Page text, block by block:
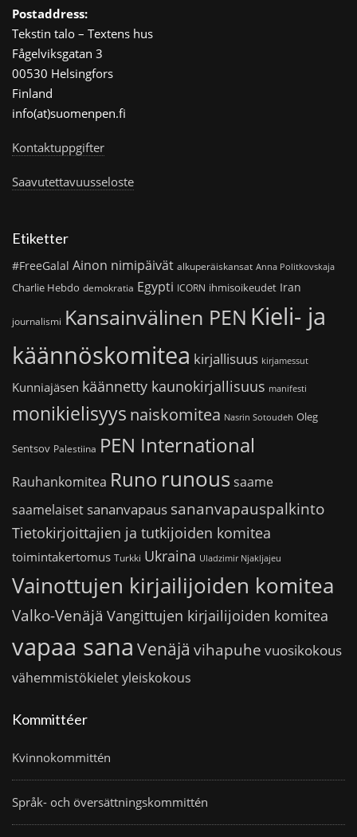
Postaddress:
Tekstin talo – Textens hus
Fågelviksgatan 3
00530 Helsingfors
Finland
info(at)suomenpen.fi
Kontaktuppgifter
Saavutettavuusseloste
Etiketter
#FreeGalal Ainon nimipäivät alkuperäiskansat Anna Politkovskaja
Charlie Hebdo demokratia Egypti ICORN ihmisoikeudet Iran
journalismi Kansainvälinen PEN Kieli- ja
käännöskomitea kirjallisuus kirjamessut
Kunniajäsen käännetty kaunokirjallisuus manifesti
monikielisyys naiskomitea Nasrin Sotoudeh Oleg
Sentsov Palestiina PEN International
Rauhankomitea Runo runoussaame
saamelaiset sananvapaus sananvapauspalkinto
Tietokirjoittajien ja tutkijoiden komitea
toimintakertomus Turkki Ukraina Uladzimir Njakljajeu
Vainottujen kirjailijoiden komitea
Valko-Venäjä Vangittujen kirjailijoiden komitea
vapaa sana Venäjä vihapuhe vuosikokous
vähemmistökieletyleiskokous
Kommittéer
Kvinnokommittén
Språk- och översättningskommittén